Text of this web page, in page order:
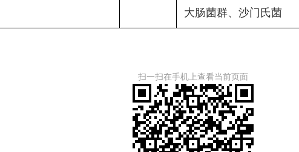
大肠菌群、沙门氏菌
扫一扫在手机上查看当前页面